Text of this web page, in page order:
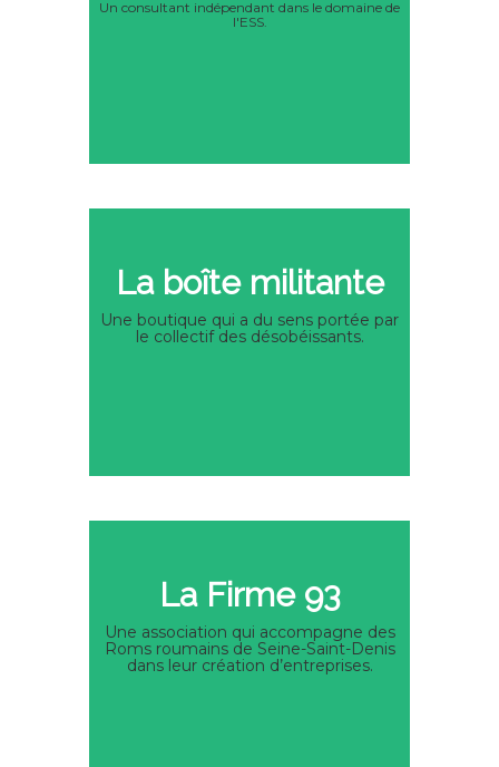
Un consultant indépendant dans le domaine de
l'ESS.
La boîte militante
Une boutique qui a du sens portée par
le collectif des désobéissants.
La Firme 93
Une association qui accompagne des
Roms roumains de Seine-Saint-Denis
dans leur création d’entreprises.